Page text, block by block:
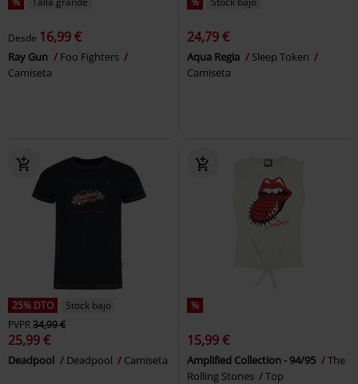
Desde 16,99 €
Ray Gun
Foo Fighters
Camiseta
24,79 €
Aqua Regia
Sleep Token
Camiseta
25% DTO
Stock bajo
PVPR34,99 €
25,99 €
Deadpool Deadpool Camiseta
%
15,99 €
Amplified Collection - 94/95
The
Rolling Stones
Top